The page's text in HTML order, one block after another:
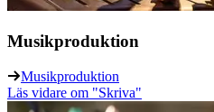
Musikproduktion
Musikproduktion
Läs vidare om "Skriva"